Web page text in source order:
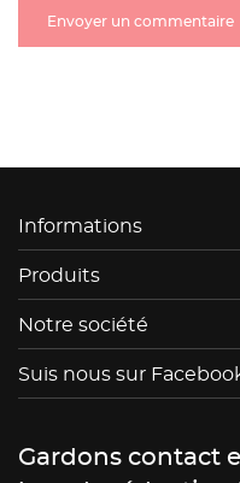
Informations
Produits
Notre société
Suis nous sur
Gardons contact